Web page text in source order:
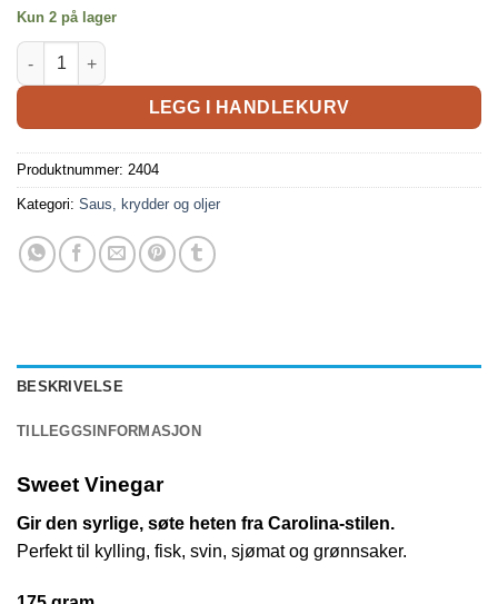
Kun 2 på lager
LEGG I HANDLEKURV
Produktnummer: 2404
Kategori: Saus, krydder og oljer
BESKRIVELSE
TILLEGGSINFORMASJON
Sweet Vinegar
Gir den syrlige, søte heten fra Carolina-stilen.
Perfekt til kylling, fisk, svin, sjømat og grønnsaker.